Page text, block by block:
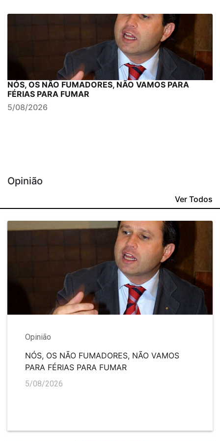
NÓS, OS NÃO FUMADORES, NÃO VAMOS PARA
FÉRIAS PARA FUMAR
5/08/2026
Opinião
Ver Todos
Opinião
NÓS, OS NÃO FUMADORES, NÃO VAMOS
PARA FÉRIAS PARA FUMAR
5/08/2026